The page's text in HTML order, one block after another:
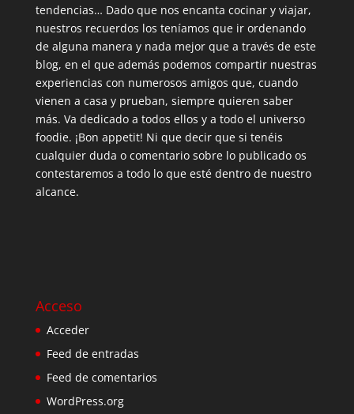
tendencias… Dado que nos encanta cocinar y viajar,
nuestros recuerdos los teníamos que ir ordenando
de alguna manera y nada mejor que a través de este
blog, en el que además podemos compartir nuestras
experiencias con numerosos amigos que, cuando
vienen a casa y prueban, siempre quieren saber
más. Va dedicado a todos ellos y a todo el universo
foodie. ¡Bon appetit! Ni que decir que si tenéis
cualquier duda o comentario sobre lo publicado os
contestaremos a todo lo que esté dentro de nuestro
alcance.
Acceso
Acceder
Feed de entradas
Feed de comentarios
WordPress.org